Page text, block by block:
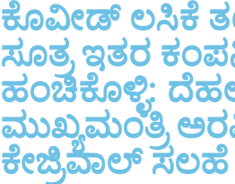
ಕೊವೀಡ್‌ ಲಸಿಕೆ
ಸೂತ್ರ ಇತರ
ಹಂಚಿಕೊಳ್ಳಿ:
ಮುಖ್ಯಮಂತ್ರಿ
ಕೇಜ್ರಿವಾಲ್ ಸಲಹೆ